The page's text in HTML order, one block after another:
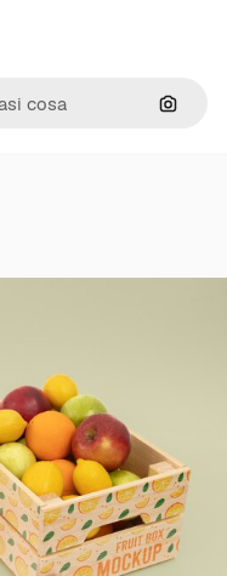
Cerca